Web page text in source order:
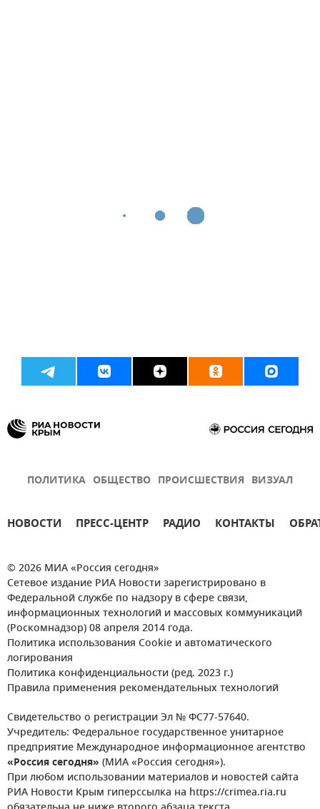
ПОЛИТИКА ОБЩЕСТВО ПРОИСШЕСТВИЯ ВИЗУАЛ
НОВОСТИ ПРЕСС-ЦЕНТР РАДИО КОНТАКТЫ
© 2026 МИА «Россия сегодня»
Сетевое издание РИА Новости зарегистрировано в
Федеральной службе по надзору в сфере связи,
информационных технологий и массовых коммуникаций
(Роскомнадзор) 08 апреля 2014 года.
Политика использования Cookie и автоматического
логирования
Политика конфиденциальности (ред. 2023 г.)
Правила применения рекомендательных технологий
Свидетельство о регистрации Эл № ФС77-57640.
Учредитель: Федеральное государственное унитарное
предприятие Международное информационное агентство
«Россия сегодня» (МИА «Россия сегодня»).
При любом использовании материалов и новостей сайта
РИА Новости Крым гиперссылка на https://crimea.ria.ru